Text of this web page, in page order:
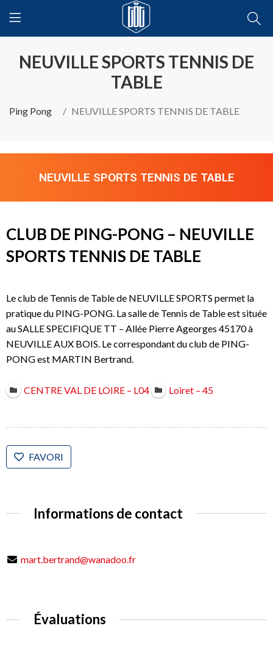
NEUVILLE SPORTS TENNIS DE
TABLE
Ping Pong NEUVILLE SPORTS TENNIS DE TABLE
NEUVILLE SPORTS TENNIS DE TABLE
CLUB DE PING-PONG – NEUVILLE
SPORTS TENNIS DE TABLE
Le club de Tennis de Table de NEUVILLE SPORTS permet la
pratique du PING-PONG. La salle de Tennis de Table est située
au SALLE SPECIFIQUE TT – Allée Pierre Ageorges 45170 à
NEUVILLE AUX BOIS. Le correspondant du club de PING-
PONG est MARTIN Bertrand.
CENTRE VAL DE LOIRE – L04 Loiret – 45
FAVORI
Informations de contact
mart.bertrand@wanadoo.fr
Évaluations